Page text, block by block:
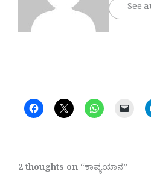
See
2 thoughts on “ಕಾವ್ಯಯಾನ”